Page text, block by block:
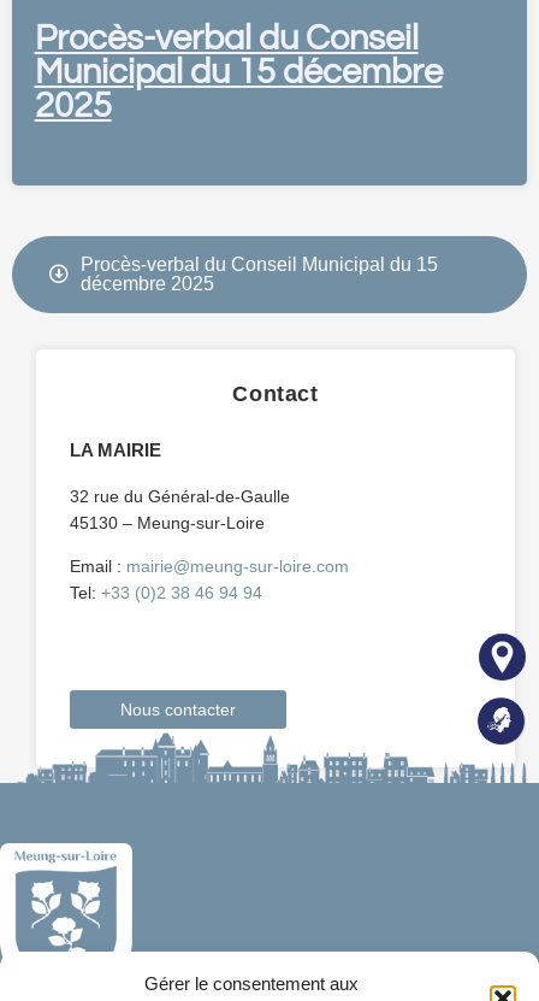
Gérer le consentement aux
Procès-verbal du Conseil
Municipal du 15 décembre
2025
Contact
LA MAIRIE
32 rue du Général-de-Gaulle
45130 – Meung-sur-Loire
Email : mairie@meung-sur-loire.com
Tel: +33 (0)2 38 46 94 94
Nous contacter
Procès-verbal du Conseil Municipal du 15
décembre 2025